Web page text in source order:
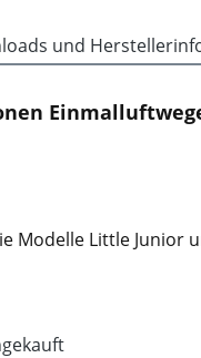
und
Modelle Little Junior